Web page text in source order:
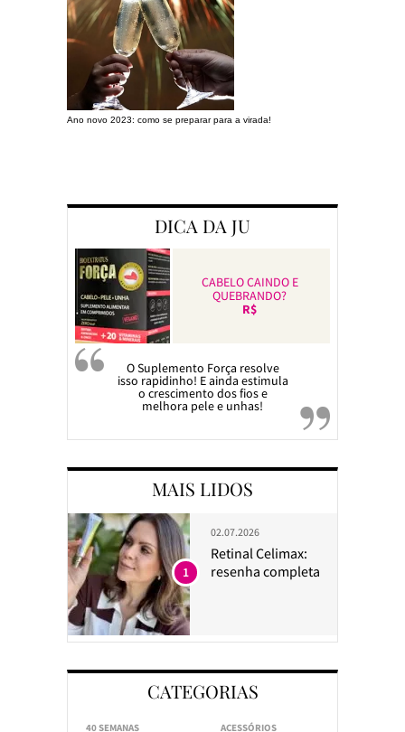
Ano novo 2023: como se preparar para a virada!
DICA DA JU
CABELO CAINDO E
QUEBRANDO?
R$
O Suplemento Força resolve
isso rapidinho! E ainda estimula
o crescimento dos fios e
melhora pele e unhas!
MAIS LIDOS
02.07.2026
Retinal Celimax:
resenha completa
1
CATEGORIAS
40 SEMANAS
ACESSÓRIOS